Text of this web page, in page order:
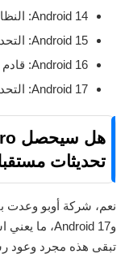
Android 14: النظام الأساسي عند الإطلاق – يناير 2024
Android 15: التحديث الرسمي – 25 نوفمبر 2024
Android 16: قادم مستقبلًا – مؤكد من أوبو
Android 17: التحديث النهائي – مؤكد من أوبو
تحديثات
تبقى هذه مجرد وعود